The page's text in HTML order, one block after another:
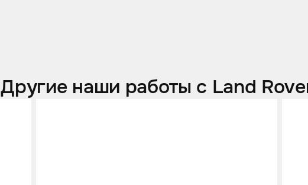
Другие наши работы с Land